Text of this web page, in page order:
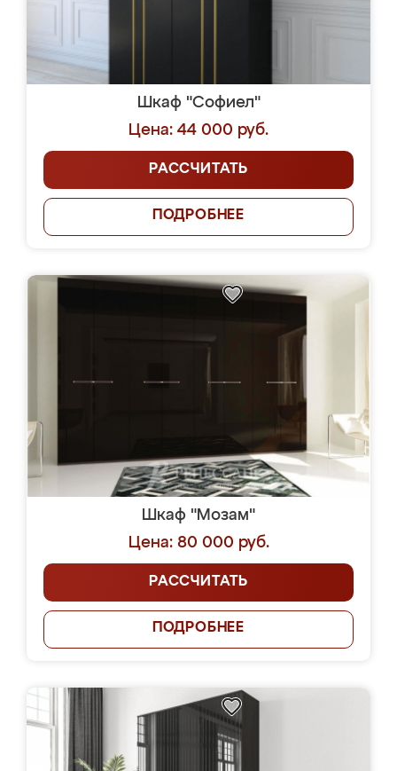
Шкаф "Софиел"
Цена: 44 000 руб.
РАССЧИТАТЬ
ПОДРОБНЕЕ
Шкаф "Мозам"
Цена: 80 000 руб.
РАССЧИТАТЬ
ПОДРОБНЕЕ